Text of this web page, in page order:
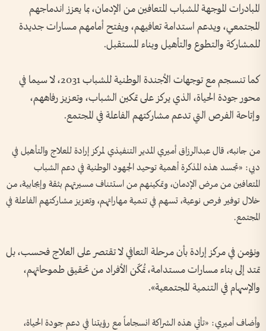
المبادرات الموجهة للشباب المتعافين من الإدمان، بما يعزز اندماجهم
المجتمعي، ويدعم استدامة تعافيهم، ويفتح أمامهم مسارات جديدة
للمشاركة والتطوع والتأهيل وبناء المستقبل.
كما تنسجم مع توجهات الأجندة الوطنية للشباب 2031، لا سيما في
محور جودة الحياة، الذي يركز على تمكين الشباب، وتعزيز رفاههم،
وإتاحة الفرص التي تدعم مشاركتهم الفاعلة في المجتمع.
من جانبه، قال عبدالرزاق أميري المدير التنفيذي لمركز إرادة للعلاج والتأهيل في
دبي: «تجسد هذه المذكرة أهمية توحيد الجهود الوطنية في دعم الشباب
المتعافين من مرض الإدمان، وتمكينهم من استئناف مسيرتهم بثقة وإيجابية، من
خلال توفير فرص نوعية، تسهم في تنمية مهاراتهم، وتعزيز مشاركتهم الفاعلة في
المجتمع.
ونؤمن في مركز إرادة بأن مرحلة التعافي لا تقتصر على العلاج فحسب، بل
تمتد إلى بناء مسارات مستدامة، تُمكّن الأفراد من تحقيق طموحاتهم،
والإسهام في التنمية المجتمعية».
وأضاف أميري: «تأتي هذه الشراكة انسجاماً مع رؤيتنا في دعم جودة الحياة،